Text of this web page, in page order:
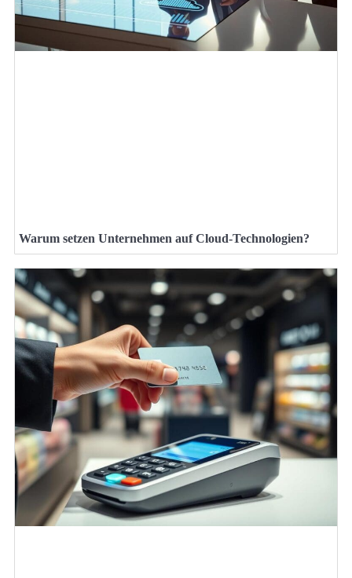
Warum setzen Unternehmen auf Cloud-Technologien?